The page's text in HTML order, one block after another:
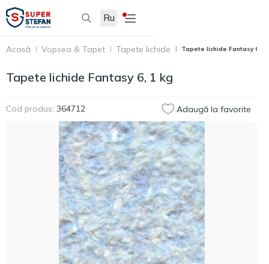
Ru
Acasă Vopsea & Tapet Tapete lichide Tapete lichide Fantasy 6, 1
Tapete lichide Fantasy 6, 1 kg
Cod produs: 364712 Adaugă la favorite